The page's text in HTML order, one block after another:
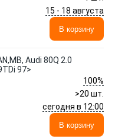
15 - 18 августа
В корзину
Audi 80Q 2.0
97>
100%
>20 шт.
сегодня в 12:00
В корзину